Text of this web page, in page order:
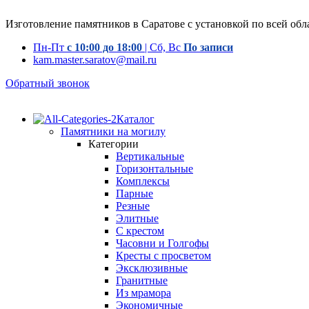
Изготовление памятников в Саратове с установкой по всей
Пн-Пт с 10:00 до 18:00 | Сб, Вс По записи
kam.master.saratov@mail.ru
Обратный звонок
Каталог
Памятники на могилу
Категории
Вертикальные
Горизонтальные
Комплексы
Парные
Резные
Элитные
С крестом
Часовни и Голгофы
Кресты с просветом
Эксклюзивные
Гранитные
Из мрамора
Экономичные